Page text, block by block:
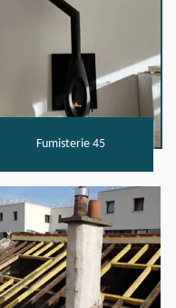
Fumisterie 45